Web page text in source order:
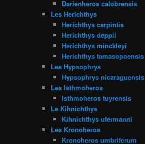
Darienheros calobrensis
Les Herichthys
Herichthys carpintis
Herichthys deppii
Herichthys minckleyi
Herichthys tamasopoensis
Les Hypsophrys
Hypsophrys nicaraguensis
Les Isthmoheros
Isthmoheros tuyrensis
Le Kihnichthys
Kihnichthys ufermanni
Les Kronoheros
Kronoheros umbriferum